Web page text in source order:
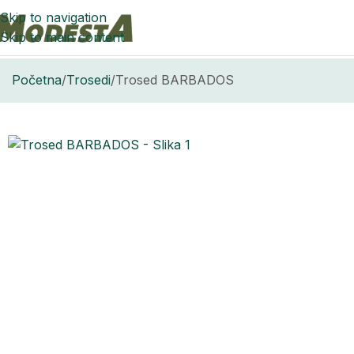
Skip to navigation
Skip to main content
Početna Trosedi Trosed BARBADOS